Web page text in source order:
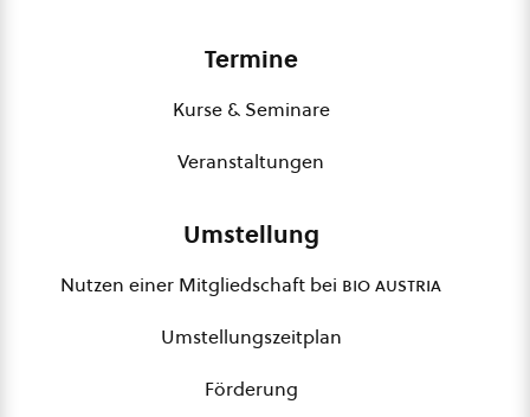
Termine
Kurse & Seminare
Veranstaltungen
Umstellung
Nutzen einer Mitgliedschaft bei bio austria
Umstellungszeitplan
Förderung